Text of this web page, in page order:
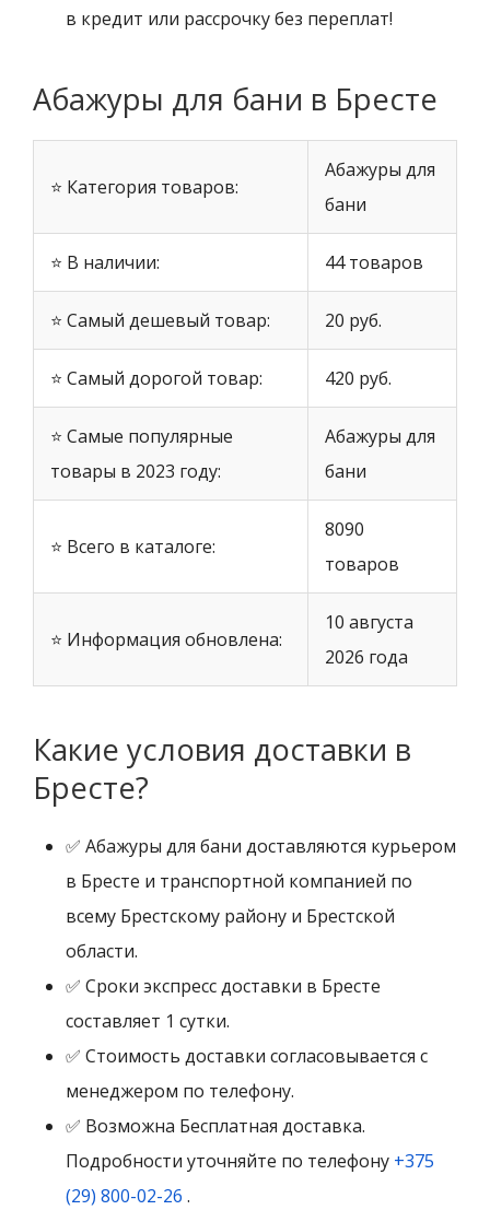
в кредит или рассрочку без переплат!
Абажуры для бани в Бресте
⭐ Категория товаров:
Абажуры для
бани
⭐ В наличии: 44 товаров
⭐ Самый дешевый товар: 20 руб.
⭐ Самый дорогой товар: 420 руб.
⭐ Самые популярные
товары в 2023 году:
Абажуры для
бани
⭐ Всего в каталоге:
8090
товаров
⭐ Информация обновлена:
10 августа
2026 года
Какие условия доставки в
Бресте?
✅ Абажуры для бани доставляются курьером
в Бресте и транспортной компанией по
всему Брестскому району и Брестской
области.
✅ Сроки экспресс доставки в Бресте
составляет 1 сутки.
✅ Стоимость доставки согласовывается с
менеджером по телефону.
✅ Возможна Бесплатная доставка.
Подробности уточняйте по телефону +375
(29) 800-02-26 .